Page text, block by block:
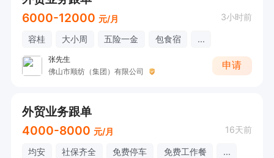
6000-12000 元/月 3小时前
容桂 大小周 五险一金 包食宿 ...
张先生
佛山市顺纺（集团）有限公司
申请
外贸业务跟单
4000-8000 元/月 16天前
均安 社保齐全 免费停车 免费工作餐 ...